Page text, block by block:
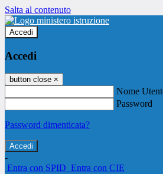
Salta al contenuto
Accedi
Accedi
button close ×
Nome
Password
Password dimenticata?
-
Entra con SPID Entra con CIE